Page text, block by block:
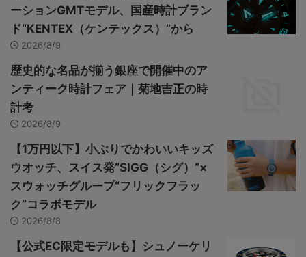
ーションGMTモデル、国産時計ブラン
ド“KENTEX（ケンテックス）”から
2026/8/9
歴史的な名品が揃う銀座で開催中のア
ンティーク時計フェア｜菊地吉正の時
計考
2026/8/9
【1万円以下】小ぶりでかわいいキッズ
ウオッチ、スイス発“SIGG（シグ）”×
スウォッチグループ“フリックフラッ
ク”コラボモデル
2026/8/8
【公式EC限定モデルも】シュノーケリ